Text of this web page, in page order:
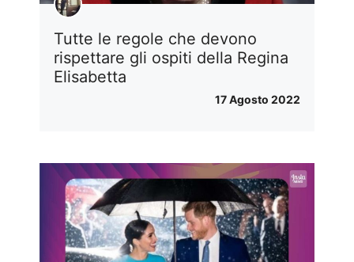
Tutte le regole che devono
rispettare gli ospiti della Regina
Elisabetta
17 Agosto 2022